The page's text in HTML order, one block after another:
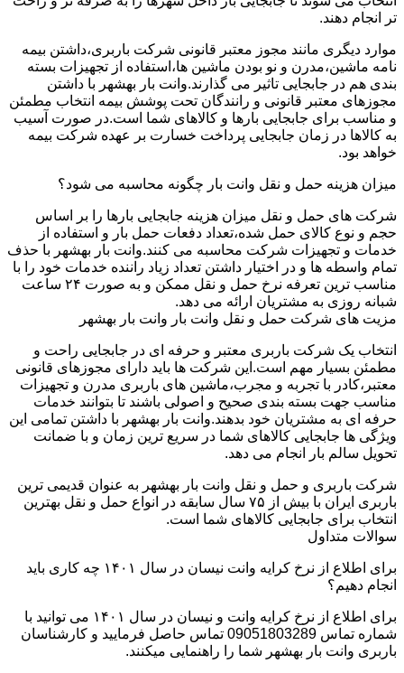
تر انجام دهند.
موارد دیگری مانند مجوز معتبر قانونی شرکت باربری،داشتن بیمه
نامه ماشین،مدرن و نو بودن ماشین ها،استفاده از تجهیزات بسته
بندی هم در جابجایی تاثیر می گذارند.وانت بار بهشهر با داشتن
مجوزهای معتبر قانونی و رانندگان تحت پوشش بیمه انتخاب مطمئن
و مناسب برای جابجایی بارها و کالاهای شما است.در صورت آسیب
به کالاها در زمان جابجایی پرداخت خسارت بر عهده شرکت بیمه
خواهد بود.
میزان هزینه حمل و نقل وانت بار چگونه محاسبه می شود؟
شرکت های حمل و نقل میزان هزینه جابجایی بارها را بر اساس
حجم و نوع کالای حمل شده،تعداد دفعات حمل بار و استفاده از
خدمات و تجهیزات شرکت محاسبه می کنند.وانت بار بهشهر با حذف
تمام واسطه ها و در اختیار داشتن تعداد زیاد راننده خدمات خود را با
مناسب ترین تعرفه نرخ حمل و نقل ممکن و به صورت ۲۴ ساعت
شبانه روزی به مشتریان ارائه می دهد.
مزیت های شرکت حمل و نقل وانت بار وانت بار بهشهر
انتخاب یک شرکت باربری معتبر و حرفه ای در جابجایی راحت و
مطمئن بسیار مهم است.این شرکت ها باید دارای مجوزهای قانونی
معتبر،کادر با تجربه و مجرب،ماشین های باربری مدرن و تجهیزات
مناسب جهت بسته بندی صحیح و اصولی باشند تا بتوانند خدمات
حرفه ای به مشتریان خود بدهند.وانت بار بهشهر با داشتن تمامی این
ویژگی ها جابجایی کالاهای شما در سریع ترین زمان و با ضمانت
تحویل سالم بار انجام می دهد.
شرکت باربری و حمل و نقل وانت بار بهشهر به عنوان قدیمی ترین
باربری ایران با بیش از ۷۵ سال سابقه در انواع حمل و نقل بهترین
انتخاب برای جابجایی کالاهای شما است.
سوالات متداول
برای اطلاع از نرخ کرایه وانت نیسان در سال ۱۴۰۱ چه کاری باید
انجام دهیم؟
برای اطلاع از نرخ کرایه وانت و نیسان در سال ۱۴۰۱ می توانید با
شماره تماس 09051803289 تماس حاصل فرمایید و کارشناسان
باربری وانت بار بهشهر شما را راهنمایی میکنند.